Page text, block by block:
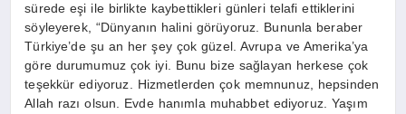
sürede eşi ile birlikte kaybettikleri günleri telafi ettiklerini
söyleyerek, “Dünyanın halini görüyoruz. Bununla beraber
Türkiye’de şu an her şey çok güzel. Avrupa ve Amerika’ya
göre durumumuz çok iyi. Bunu bize sağlayan herkese çok
teşekkür ediyoruz. Hizmetlerden çok memnunuz, hepsinden
Allah razı olsun. Evde hanımla muhabbet ediyoruz. Yaşım